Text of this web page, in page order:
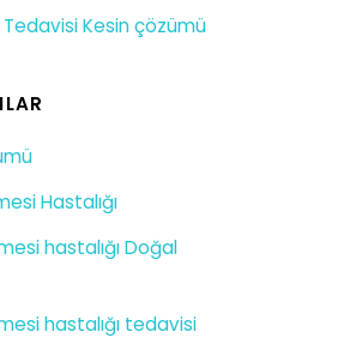
Kesin çözümü
Hastalığı
hastalığı Doğal
hastalığı tedavisi